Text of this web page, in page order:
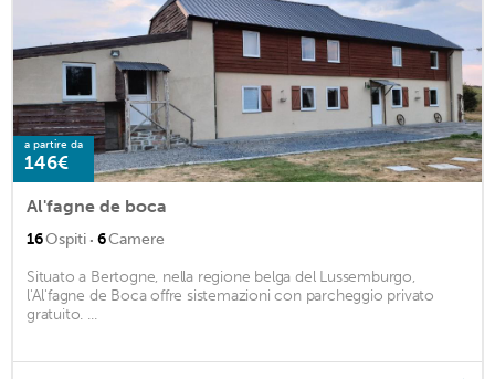
a partire da
146€
Al'fagne de boca
16Ospiti · 6Camere
Situato a Bertogne, nella regione belga del Lussemburgo,
l'Al'fagne de Boca offre sistemazioni con parcheggio privato
gratuito. ...